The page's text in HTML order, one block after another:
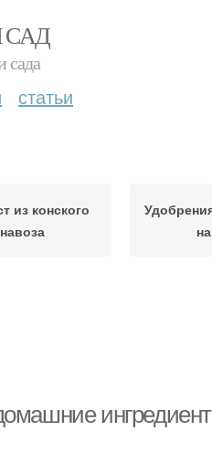
САД
сада
статьи
из конского
навоза